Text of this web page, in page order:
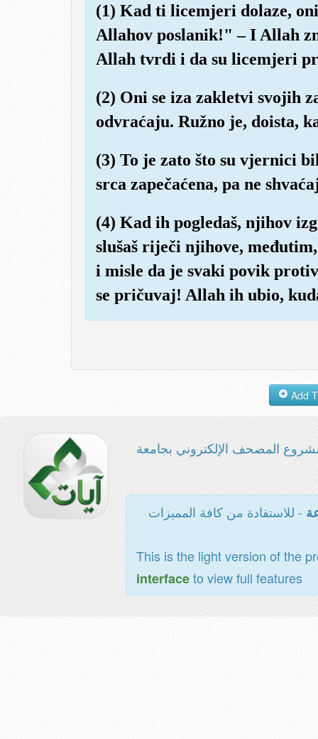
(1) Kad ti licemjeri dolaze,
Allahov poslanik!" – I Allah
Allah tvrdi i da su licemjeri
(2) Oni se iza zakletvi svojih
odvraćaju. Ružno je, doista,
(3) To je zato što su vjernici
srca zapečaćena, pa ne
(4) Kad ih pogledaš, njihov
slušaš riječi njihove,
i misle da je svaki povik
se pričuvaj! Allah ih ubio,
المصحف الإلكتروني بجامعة
- للاستفادة من كافة المميزات
This is the light version of the
interfaceto view full features